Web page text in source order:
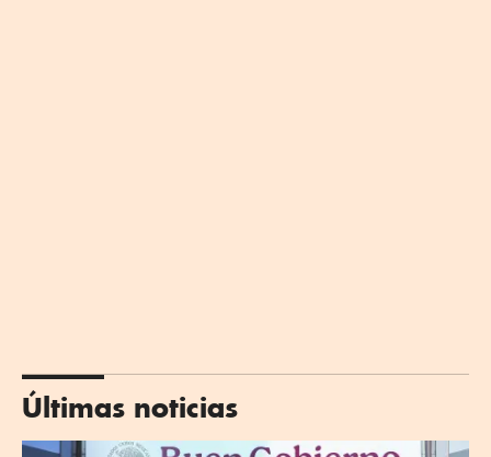
Últimas noticias